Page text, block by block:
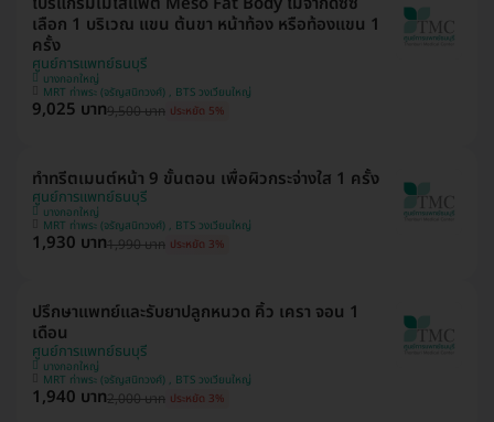
เลือก 1 บริเวณ แขน ต้นขา หน้าท้อง หรือท้องแขน 1
ครั้ง
ศูนย์การแพทย์ธนบุรี
บางกอกใหญ่
MRT ท่าพระ (จรัญสนิทวงศ์) , BTS วงเวียนใหญ่
9,025 บาท9,500 บาท ประหยัด 5%
ทำทรีตเมนต์หน้า 9 ขั้นตอน เพื่อผิวกระจ่างใส 1 ครั้ง
ศูนย์การแพทย์ธนบุรี
บางกอกใหญ่
MRT ท่าพระ (จรัญสนิทวงศ์) , BTS วงเวียนใหญ่
1,930 บาท1,990 บาท ประหยัด 3%
ปรึกษาแพทย์และรับยาปลูกหนวด คิ้ว เครา จอน 1
เดือน
ศูนย์การแพทย์ธนบุรี
บางกอกใหญ่
MRT ท่าพระ (จรัญสนิทวงศ์) , BTS วงเวียนใหญ่
1,940 บาท2,000 บาท ประหยัด 3%